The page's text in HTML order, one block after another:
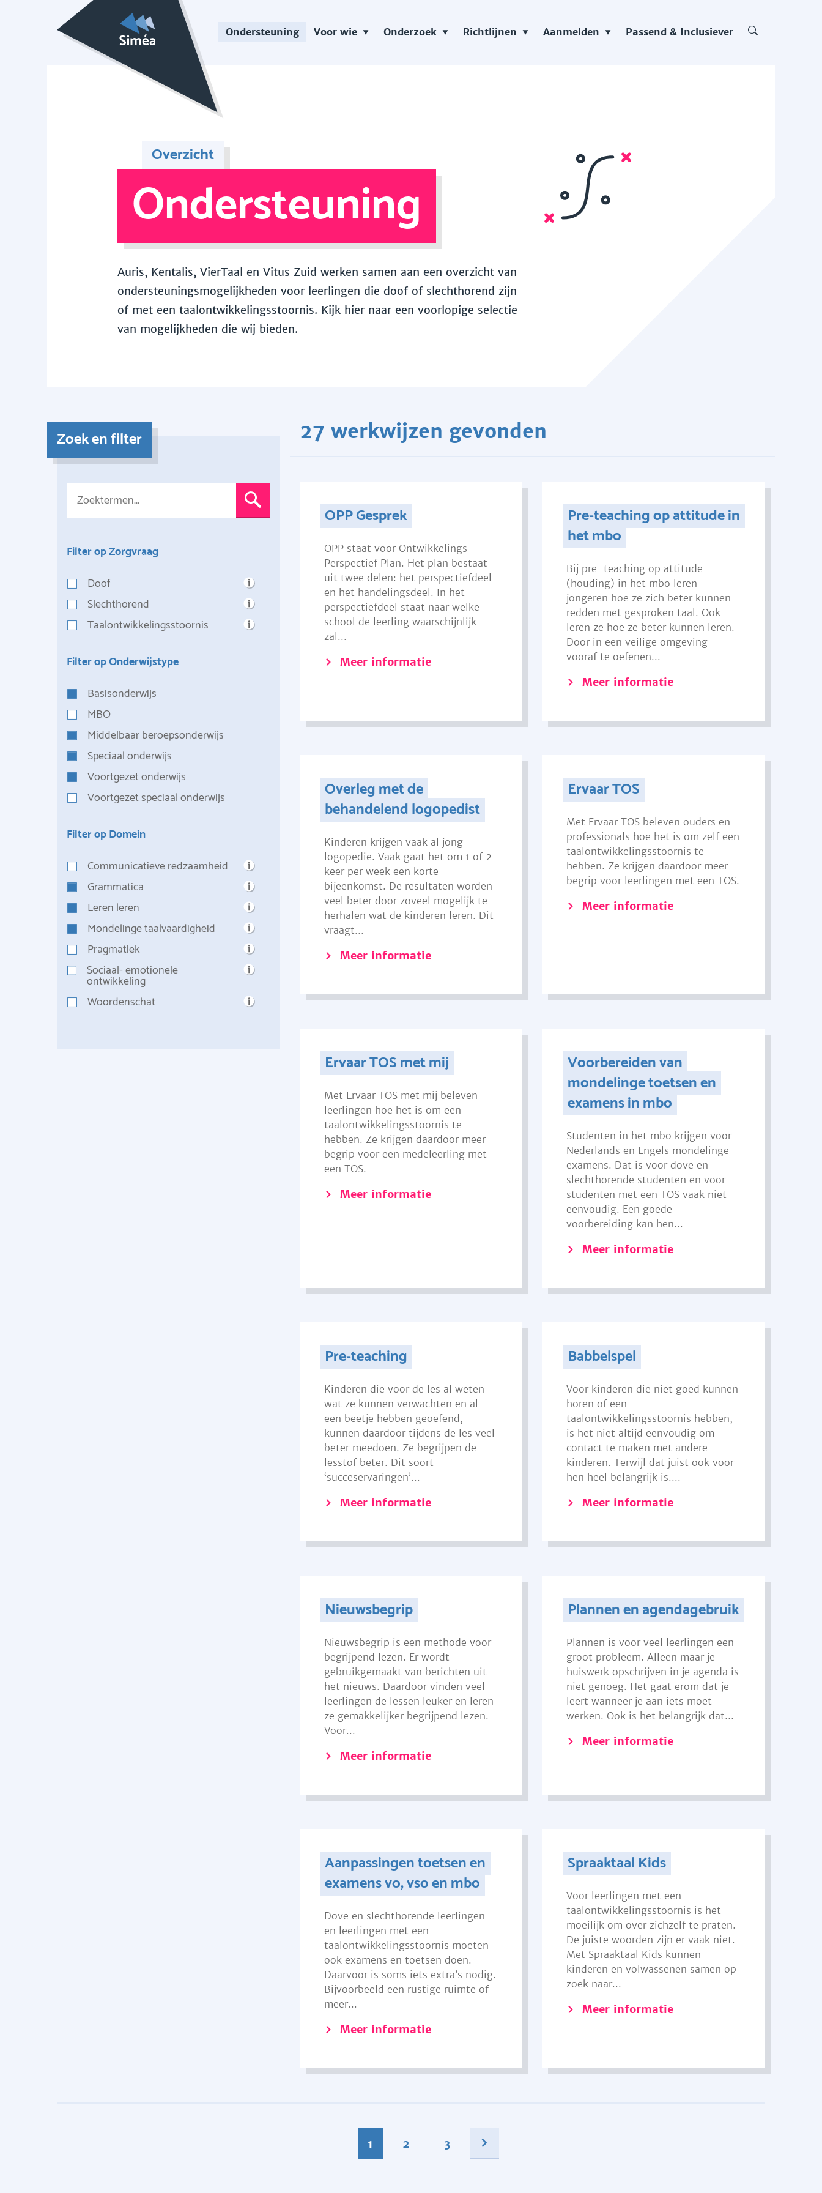
Ondersteuning Voor wie Onderzoek Richtlijnen Aanmelden Passend & Inclusiever
Overzicht
Ondersteuning
Auris, Kentalis, VierTaal en Vitus Zuid werken samen aan een overzicht van
ondersteuningsmogelijkheden voor leerlingen die doof of slechthorend zijn
of met een taalontwikkelingsstoornis. Kijk hier naar een voorlopige selectie
van mogelijkheden die wij bieden.
Zoek en filter
Filter op Zorgvraag
Doof
Slechthorend
Taalontwikkelingsstoornis
Filter op Onderwijstype
Basisonderwijs
MBO
Middelbaar beroepsonderwijs
Speciaal onderwijs
Voortgezet onderwijs
Voortgezet speciaal onderwijs
Filter op Domein
Communicatieve redzaamheid
Grammatica
Leren leren
Mondelinge taalvaardigheid
Pragmatiek
Sociaal- emotionele
ontwikkeling
Woordenschat
27 werkwijzen gevonden
OPP Gesprek
OPP staat voor Ontwikkelings
Perspectief Plan. Het plan bestaat
uit twee delen: het perspectiefdeel
en het handelingsdeel. In het
perspectiefdeel staat naar welke
school de leerling waarschijnlijk
zal...
Meer informatie
Pre-teaching op attitude in
het mbo
Bij pre-teaching op attitude
(houding) in het mbo leren
jongeren hoe ze zich beter kunnen
redden met gesproken taal. Ook
leren ze hoe ze beter kunnen leren.
Door in een veilige omgeving
vooraf te oefenen...
Meer informatie
Overleg met de
behandelend logopedist
Kinderen krijgen vaak al jong
logopedie. Vaak gaat het om 1 of 2
keer per week een korte
bijeenkomst. De resultaten worden
veel beter door zoveel mogelijk te
herhalen wat de kinderen leren. Dit
vraagt...
Meer informatie
Ervaar TOS
Met Ervaar TOS beleven ouders en
professionals hoe het is om zelf een
taalontwikkelingsstoornis te
hebben. Ze krijgen daardoor meer
begrip voor leerlingen met een TOS.
Meer informatie
Ervaar TOS met mij
Met Ervaar TOS met mij beleven
leerlingen hoe het is om een
taalontwikkelingsstoornis te
hebben. Ze krijgen daardoor meer
begrip voor een medeleerling met
een TOS.
Meer informatie
Voorbereiden van
mondelinge toetsen en
examens in mbo
Studenten in het mbo krijgen voor
Nederlands en Engels mondelinge
examens. Dat is voor dove en
slechthorende studenten en voor
studenten met een TOS vaak niet
eenvoudig. Een goede
voorbereiding kan hen...
Meer informatie
Pre-teaching
Kinderen die voor de les al weten
wat ze kunnen verwachten en al
een beetje hebben geoefend,
kunnen daardoor tijdens de les veel
beter meedoen. Ze begrijpen de
lesstof beter. Dit soort
‘succeservaringen’...
Meer informatie
Babbelspel
Voor kinderen die niet goed kunnen
horen of een
taalontwikkelingsstoornis hebben,
is het niet altijd eenvoudig om
contact te maken met andere
kinderen. Terwijl dat juist ook voor
hen heel belangrijk is....
Meer informatie
Nieuwsbegrip
Nieuwsbegrip is een methode voor
begrijpend lezen. Er wordt
gebruikgemaakt van berichten uit
het nieuws. Daardoor vinden veel
leerlingen de lessen leuker en leren
ze gemakkelijker begrijpend lezen.
Voor...
Meer informatie
Plannen en agendagebruik
Plannen is voor veel leerlingen een
groot probleem. Alleen maar je
huiswerk opschrijven in je agenda is
niet genoeg. Het gaat erom dat je
leert wanneer je aan iets moet
werken. Ook is het belangrijk dat...
Meer informatie
Aanpassingen toetsen en
examens vo, vso en mbo
Dove en slechthorende leerlingen
en leerlingen met een
taalontwikkelingsstoornis moeten
ook examens en toetsen doen.
Daarvoor is soms iets extra’s nodig.
Bijvoorbeeld een rustige ruimte of
meer...
Meer informatie
Spraaktaal Kids
Voor leerlingen met een
taalontwikkelingsstoornis is het
moeilijk om over zichzelf te praten.
De juiste woorden zijn er vaak niet.
Met Spraaktaal Kids kunnen
kinderen en volwassenen samen op
zoek naar...
Meer informatie
1 2 3